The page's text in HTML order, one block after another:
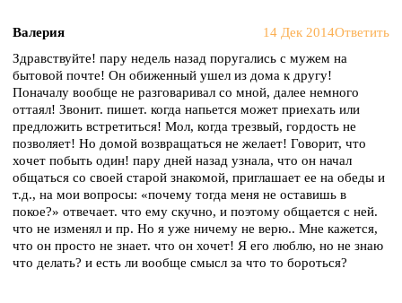
Валерия 14 Дек 2014Ответить
Здравствуйте! пару недель назад поругались с мужем на
бытовой почте! Он обиженный ушел из дома к другу!
Поначалу вообще не разговаривал со мной, далее немного
оттаял! Звонит. пишет. когда напьется может приехать или
предложить встретиться! Мол, когда трезвый, гордость не
позволяет! Но домой возвращаться не желает! Говорит, что
хочет побыть один! пару дней назад узнала, что он начал
общаться со своей старой знакомой, приглашает ее на обеды и
т.д., на мои вопросы: «почему тогда меня не оставишь в
покое?» отвечает. что ему скучно, и поэтому общается с ней.
что не изменял и пр. Но я уже ничему не верю.. Мне кажется,
что он просто не знает. что он хочет! Я его люблю, но не знаю
что делать? и есть ли вообще смысл за что то бороться?